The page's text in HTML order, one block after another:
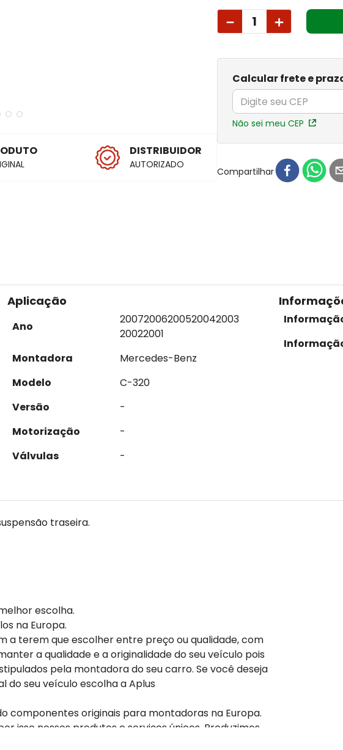
DISTRIBUIDOR
AUTORIZADO
＋
－
Calcular frete e
Não sei meu CEP
Compartilhar
Aplicação
Ano
20072006200520042003
20022001
Montadora
Mercedes-Benz
Modelo
C-320
Versão
-
Motorização
-
Válvulas
-
traseira.
escolha.
na Europa.
a terem que escolher entre preço ou qualidade, com
a qualidade e a originalidade do seu veículo pois
pela montadora do seu carro. Se você deseja
do seu veículo escolha a Aplus
componentes originais para montadoras na Europa.
isso nossos produtos e serviços únicos. Produzimos
ISO 9001: 2015, ISO 2701: 2013 TS EN ISO 14001: 2015